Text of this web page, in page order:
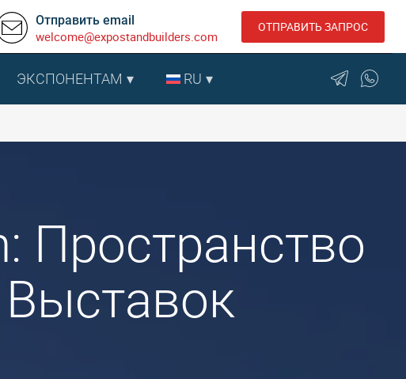
Отправить email
welcome@expostandbuilders.com
ОТПРАВИТЬ ЗАПРОС
ЭКСПОНЕНТАМ RU
Пространство